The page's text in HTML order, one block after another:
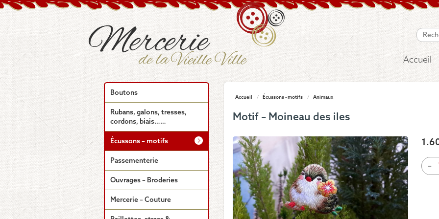
Accueil
Accueil / Écussons - motifs / Animaux
Motif – Moineau des iles
-
de
Boutons
Rubans, galons, tresses,
cordons, biais……
Écussons – motifs
Passementerie
Ouvrages – Broderies
Mercerie – Couture